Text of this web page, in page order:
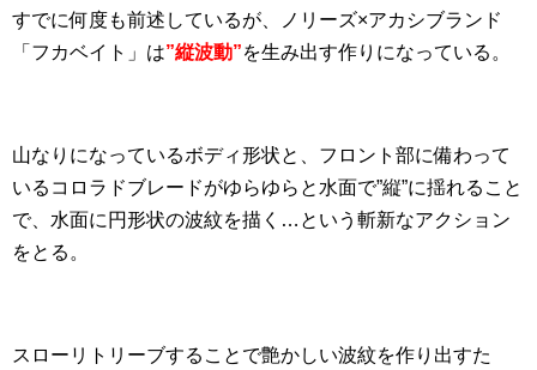
すでに何度も前述しているが、ノリーズ×アカシブランド
「フカベイト」は”縦波動”を生み出す作りになっている。
山なりになっているボディ形状と、フロント部に備わって
いるコロラドブレードがゆらゆらと水面で”縦”に揺れること
で、水面に円形状の波紋を描く…という斬新なアクション
をとる。
スローリトリーブすることで艶かしい波紋を作り出すた